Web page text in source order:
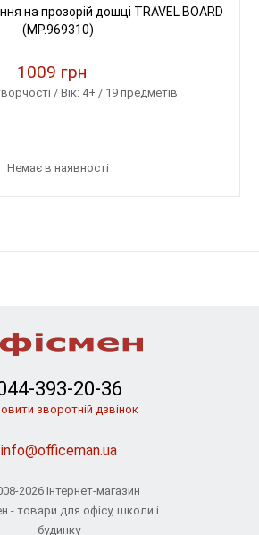
на прозорій дошці TRAVEL BOARD
(MP.969310)
1009 грн
/ Вік: 4+ / 19 предметів
Немає в наявності
393-20-36
зворотній дзвінок
info@officeman.ua
2026 Інтернет-магазин
- товари для офісу, школи і
будинку